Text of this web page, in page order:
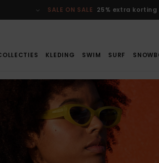
SALE ON SALE 25% extra
KLEDING SWIM SURF